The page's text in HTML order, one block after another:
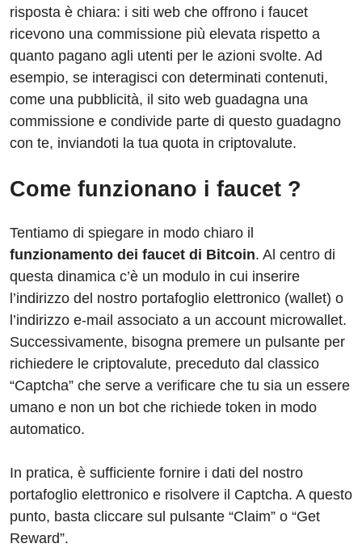
risposta è chiara: i siti web che offrono i faucet
ricevono una commissione più elevata rispetto a
quanto pagano agli utenti per le azioni svolte. Ad
esempio, se interagisci con determinati contenuti,
come una pubblicità, il sito web guadagna una
commissione e condivide parte di questo guadagno
con te, inviandoti la tua quota in criptovalute.
Come funzionano i faucet ?
Tentiamo di spiegare in modo chiaro il
funzionamento dei faucet di Bitcoin. Al centro di
questa dinamica c’è un modulo in cui inserire
l’indirizzo del nostro portafoglio elettronico (wallet) o
l’indirizzo e-mail associato a un account microwallet.
Successivamente, bisogna premere un pulsante per
richiedere le criptovalute, preceduto dal classico
“Captcha” che serve a verificare che tu sia un essere
umano e non un bot che richiede token in modo
automatico.
In pratica, è sufficiente fornire i dati del nostro
portafoglio elettronico e risolvere il Captcha. A questo
punto, basta cliccare sul pulsante “Claim” o “Get
Reward”.